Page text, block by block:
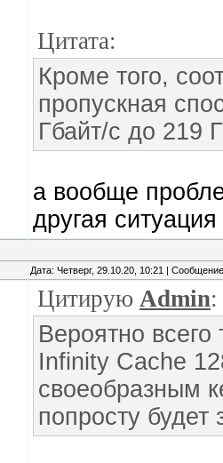
Цитата:
Кроме того,
пропускная
Гбайт/с до 219
а вообще
другая ситуация
Дата: Четверг, 29.10.20, 10:21 |
Цитирую Admin:
Вероятно всего
Infinity Cache
своеобразным
попросту